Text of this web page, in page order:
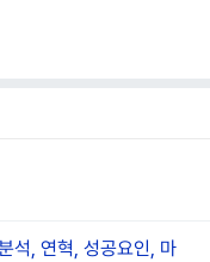
석, 연혁, 성공요인, 마